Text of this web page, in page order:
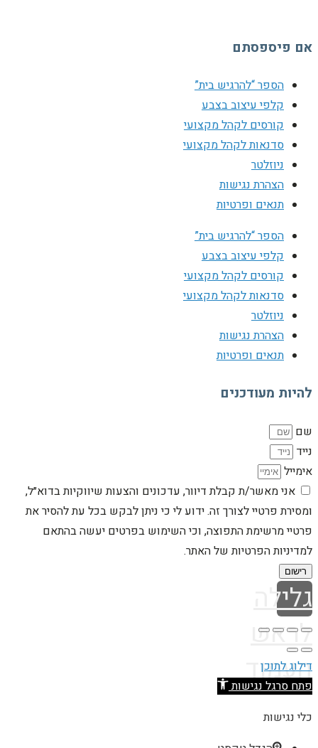
אם פיספסתם
הספר “להרגיש בית”
קלפי עיצוב בצבע
קורסים לקהל מקצועי
סדנאות לקהל מקצועי
ניוזלטר
הצהרת נגישות
תנאים ופרטיות
הספר “להרגיש בית”
קלפי עיצוב בצבע
קורסים לקהל מקצועי
סדנאות לקהל מקצועי
ניוזלטר
הצהרת נגישות
תנאים ופרטיות
להיות מעודכנים
שם
נייד
אימייל
אני מאשר/ת קבלת דיוור, עדכונים והצעות שיווקיות בדוא״ל,
ומסירת פרטיי לצורך זה. ידוע לי כי ניתן לבקש בכל עת להסיר את
פרטיי מרשימת התפוצה, וכי השימוש בפרטים יעשה בהתאם
למדיניות הפרטיות של האתר.
רישום
גלילה
לראש
העמוד
דילוג לתוכן
פתח סרגל נגישות
כלי נגישות